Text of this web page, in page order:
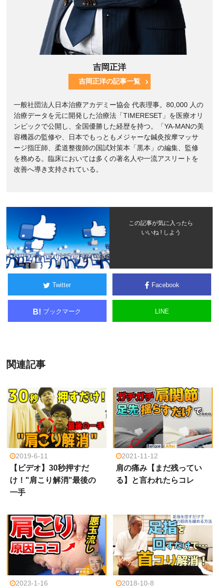
吉岡正洋
吉岡正洋の記事一覧
一般社団法人日本治療アカデミー協会 代表理事。80,000 人の
治療データを元に開発した治療法「TIMERESET」を医療オリ
ンピックで公開し、全国優勝した経歴を持つ。「YA-MANの美
容機器の監修や、日本でもっともメジャーな鍼灸按摩マッサ
ージ指圧師、柔道整復師の国試対策本「黒本」の編集、監修
を務める。臨床においては多くの著名人や一流アスリートを
改善へ導き支持されている。
この記事が気に入ったら
いいね ! しよう
Twitter Facebook
B! ブックマーク LINE
関連記事
2019-6-11
【ビデオ】30秒押すだ
け！"肩こり解消"最後の
一手
2021-11-12
肩の痛み【まだ残ってい
る】と言われたらコレ
2023-1-16 2018-10-8